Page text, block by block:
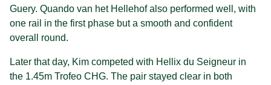
Guery. Quando van het Hellehof also performed well, with
one rail in the first phase but a smooth and confident
overall round.
Later that day, Kim competed with Hellix du Seigneur in
the 1.45m Trofeo CHG. The pair stayed clear in both